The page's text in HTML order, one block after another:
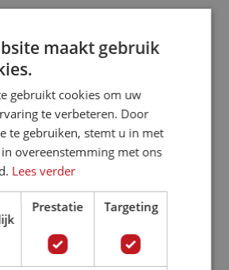
zorgt voor een unieke
blikvanger in de
of iedere andere ruimte.
in de formaten:
cm hoog.
cm hoog.
cm hoog.
cm hoog.
cm hoog.
cm hoog.
cm hoog.
maakt gebruik
gebruikt cookies om uw
te verbeteren. Door
te gebruiken, stemt u in met
overeenstemming met ons
Lees verder
Prestatie Targeting